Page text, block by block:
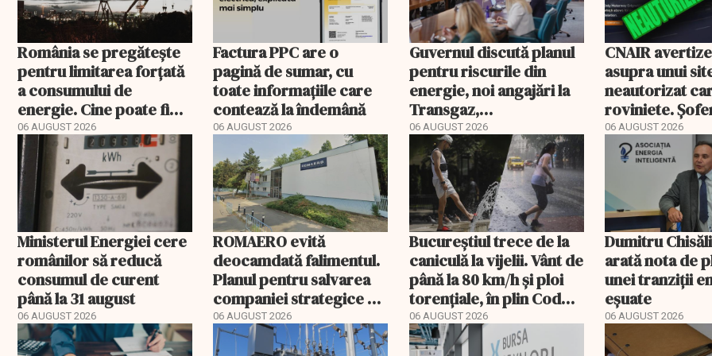
România se pregătește
pentru limitarea forțată
a consumului de
energie. Cine poate fi
deconectat
06 AUGUST 2026
Factura PPC are o
pagină de sumar, cu
toate informațiile care
contează la îndemână
06 AUGUST 2026
Guvernul discută planul
pentru riscurile din
energie, noi angajări la
Transgaz,
Transelectrica și
Hidroelectrica și
programul pentru di
06 AUGUST 2026
CNAIR
asupra unui
neautorizat
roviniete.
plăti și cu
06 AUGUST 2026
Ministerul Energiei cere
românilor să reducă
consumul de curent
până la 31 august
06 AUGUST 2026
ROMAERO evită
deocamdată falimentul.
Planul pentru salvarea
companiei strategice a
fost confirmat
06 AUGUST 2026
Bucureștiul trece de la
caniculă la vijelii. Vânt de
până la 80 km/h și ploi
torențiale, în plin Cod
portocaliu
06 AUGUST 2026
Dumitru
arată nota de
unei tranziții
eșuate
06 AUGUST 2026